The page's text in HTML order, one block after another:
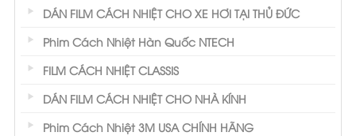
DÁN FILM CÁCH NHIỆT CHO XE HƠI TẠI THỦ ĐỨC
Phim Cách Nhiệt Hàn Quốc NTECH
FILM CÁCH NHIỆT CLASSIS
DÁN FILM CÁCH NHIỆT CHO NHÀ KÍNH
Phim Cách Nhiệt 3M USA CHÍNH HÃNG